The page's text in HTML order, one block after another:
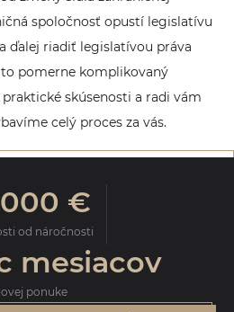
spoločnosť opustí legislatívu
ďalej riadiť legislatívou práva
pomerne komplikovaný
skúsenosti a radi vám
celý proces za vás.
€
od náročnosti
mesiacov
ponuke